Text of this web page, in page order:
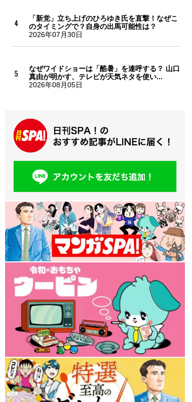
「新党」立ち上げのひろゆき氏を直撃！なぜこ
のタイミングで？自身の出馬可能性は？
2026年07月30日
なぜワイドショーは「酷暑」を連呼する？ 山口
真由が明かす、テレビが天気ネタを使い...
2026年08月05日